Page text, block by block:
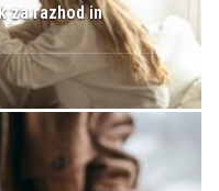
za razhod in